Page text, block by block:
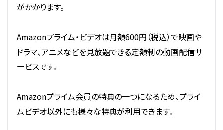
がかかります。
Amazonプライム・ビデオは月額600円（税込）で映画や
ドラマ、アニメなどを見放題できる定額制の動画配信サ
ービスです。
Amazonプライム会員の特典の一つになるため、プライ
ムビデオ以外にも様々な特典が利用できます。